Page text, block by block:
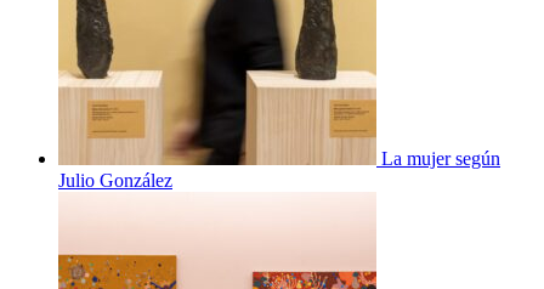
La mujer según
Julio González